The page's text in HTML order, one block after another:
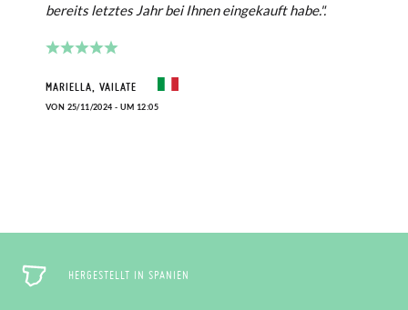
bereits letztes Jahr bei Ihnen eingekauft habe.".
MARIELLA, VAILATE
VON 25/11/2024 - UM 12:05
HERGESTELLT IN SPANIEN